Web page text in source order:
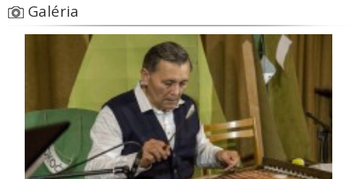
Galéria